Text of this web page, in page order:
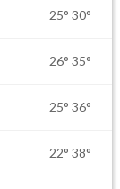
25° 30°
26° 35°
25° 36°
22° 38°